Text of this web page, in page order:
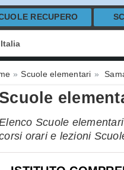
RECUPERO
Scuole elementari
Scuole
Scuole
orari e lezioni